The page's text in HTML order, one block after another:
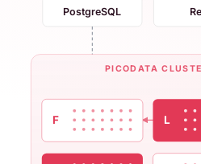
PostgreSQL
PICODATA
F L